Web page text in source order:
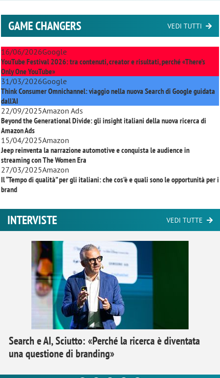
GAME CHANGERS VEDI TUTTI
16/06/2026Google
YouTube Festival 2026: tra contenuti, creator e risultati, perché «There’s
Only One YouTube»
31/03/2026Google
Think Consumer Omnichannel: viaggio nella nuova Search di Google guidata
dall'AI
22/09/2025Amazon Ads
Beyond the Generational Divide: gli insight italiani della nuova ricerca di
Amazon Ads
15/04/2025Amazon
Jeep reinventa la narrazione automotive e conquista le audience in
streaming conThe Women Era
27/03/2025Amazon
Il “Tempo di qualità” per gli italiani: che cos’è e quali sono le opportunità per i
brand
INTERVISTE VEDI TUTTE
Search e AI, Sciutto: «Perché la ricerca è diventata
una questione di branding»